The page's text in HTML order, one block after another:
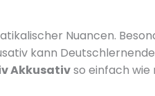
Nuancen.
kann
Akkusativso einfach wie